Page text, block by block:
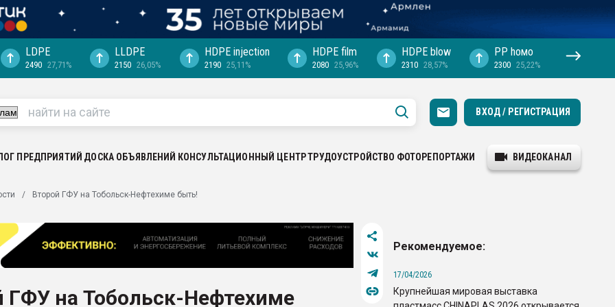
выходит на
рынке
LDPE
2490 27,71%
LLDPE
2150 26,05%
HDPE injection
2190 25,11%
HDPE film
2080 25,96%
HDPE blow
2310 28,57%
PP hомо
2300 25,22%
ВХОД / РЕГИСТРАЦИЯ
ПРЕДПРИЯТИЙ ДОСКА ОБЪЯВЛЕНИЙ КОНСУЛЬТАЦИОННЫЙ ЦЕНТРТРУДОУСТРОЙСТВО ФОТОРЕПОРТАЖИ ВИДЕОКАНАЛ
Второй ГФУ на Тобольск-Нефтехиме быть!
ГФУ на Тобольск-Нефтехиме
Рекомендуемое:
17/04/2026
Крупнейшая мировая выставка